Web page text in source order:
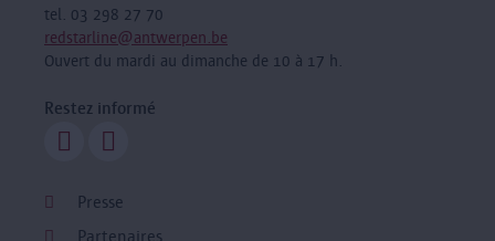
tel. 03 298 27 70
redstarline@antwerpen.be
Ouvert du mardi au dimanche de 10 à 17 h.
Restez informé
Presse
Partenaires